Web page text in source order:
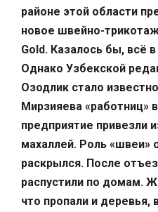
районе этой области
новое швейно-
Gold. Казалось бы, всё
Однако Узбекской
Озодлик стало
Мирзияева «работниц»
предприятие привезли
махаллей. Роль «швеи»
раскрылся. После
распустили по домам.
что пропали и